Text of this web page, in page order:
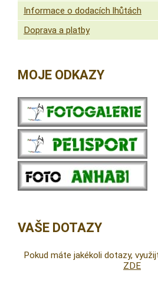
Informace o dodacích lhůtách
Doprava a platby
MOJE ODKAZY
VAŠE DOTAZY
Pokud máte jakékoli dotazy,
ZDE